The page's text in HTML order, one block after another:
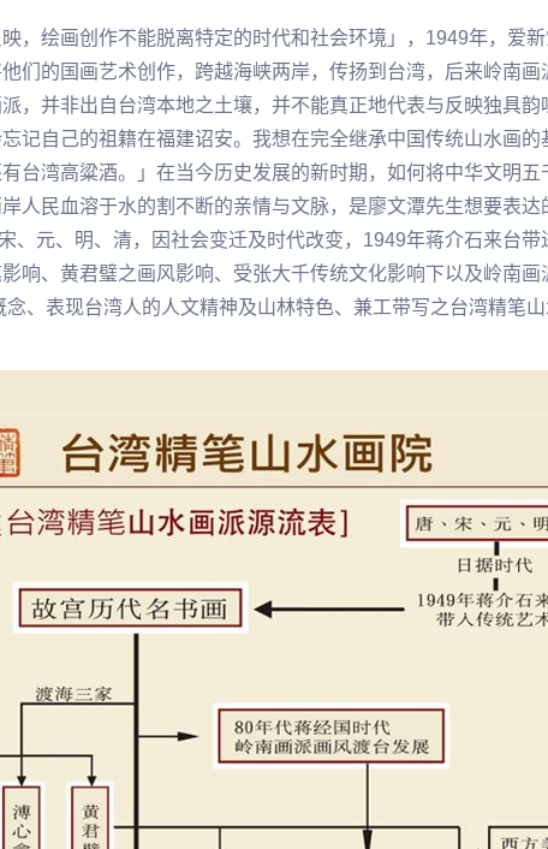
，绘画创作不能脱离特定的时代和社会环境」，1949年，爱
们的国画艺术创作，跨越海峡两岸，传扬到台湾，后来岭南
，并非出自台湾本地之土壤，并不能真正地代表与反映独具
记自己的祖籍在福建诏安。我想在完全继承中国传统山水画
台湾高粱酒。」在当今历史发展的新时期，如何将中华文明
人民血溶于水的割不断的亲情与文脉，是廖文潭先生想要表达
、元、明、清，因社会变迁及时代改变，1949年蒋介石来台
响、 黄君璧之画风影响、受张大千传统文化影响下以及岭南
、表现台湾人的人文精神及山林特色、兼工带写之台湾精笔